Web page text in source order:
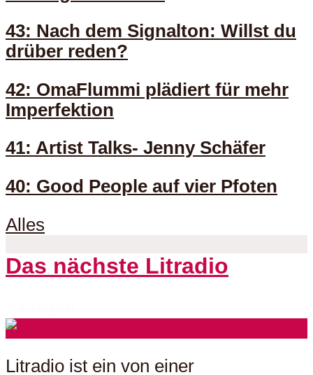
43: Nach dem Signalton: Willst du
drüber reden?
42: OmaFlummi plädiert für mehr
Imperfektion
41: Artist Talks- Jenny Schäfer
40: Good People auf vier Pfoten
Alles
Das nächste Litradio
Litradio ist ein von einer